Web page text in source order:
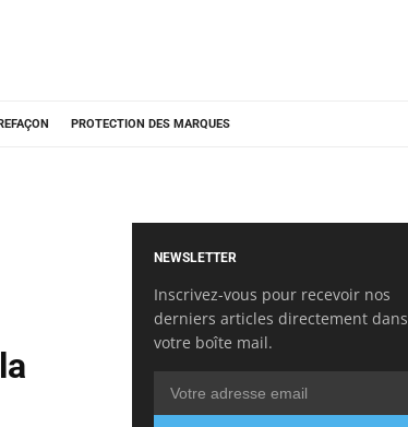
PROTECTION DES MARQUES
NEWSLETTER
Inscrivez-vous pour recevoir nos
derniers articles directement dans
votre boîte mail.